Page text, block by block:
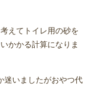
えてトイレ用の砂を
かかる計算になりま
迷いましたがおやつ代